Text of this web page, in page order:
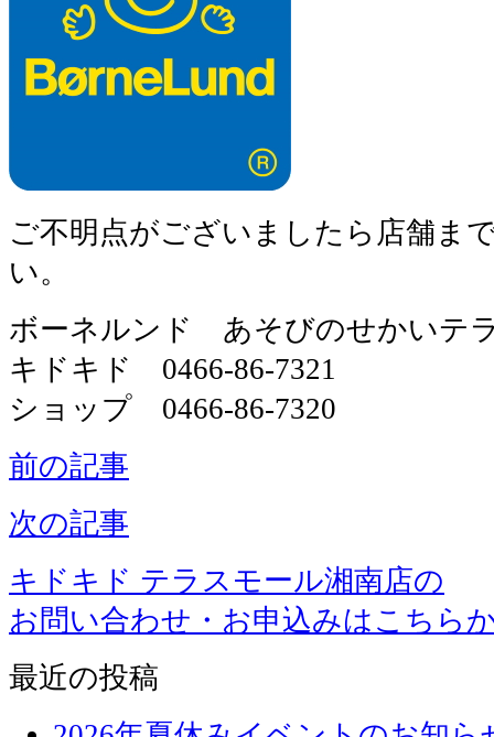
ご不明点がございましたら店舗ま
い。
ボーネルンド あそびのせかいテ
キドキド 0466-86-7321
ショップ 0466-86-7320
前の記事
次の記事
キドキド テラスモール湘南店の
お問い合わせ・お申込みはこちら
最近の投稿